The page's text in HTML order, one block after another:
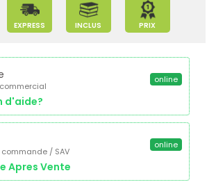
EXPRESS INCLUS PRIX
d'aide?
online
commande / SAV
Apres Vente
online